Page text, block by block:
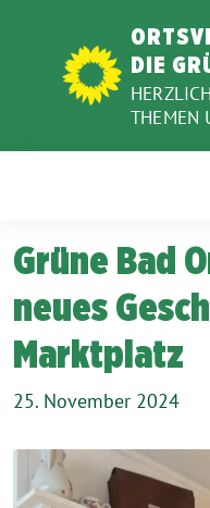
DIE
THEMEN
Grüne Bad
neues
Marktplatz
25. November 2024